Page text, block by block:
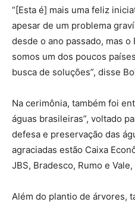
“[Esta é] mais uma feliz
apesar de um problema
desde o ano passado, mas
somos um dos poucos
busca de soluções”, disse
Na cerimônia, também foi
águas brasileiras”, voltado
defesa e preservação das
agraciadas estão Caixa
JBS, Bradesco, Rumo e
Além do plantio de árvores,